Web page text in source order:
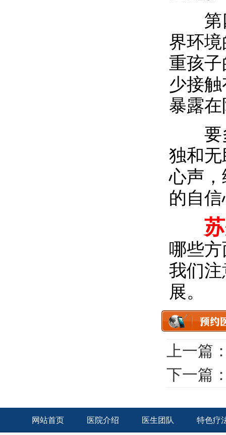
第四
界环
重孩
少接
暴露
要多
独和
心声
的自
哪些
我们
展。
上一篇
下一篇
网站首页 医院介绍 医生团队 特色疗